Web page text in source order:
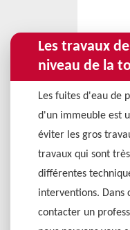
Les travaux
niveau de la
Les fuites d'eau de
d'un immeuble est
éviter les gros
travaux qui sont
différentes
interventions. Dans
contacter un